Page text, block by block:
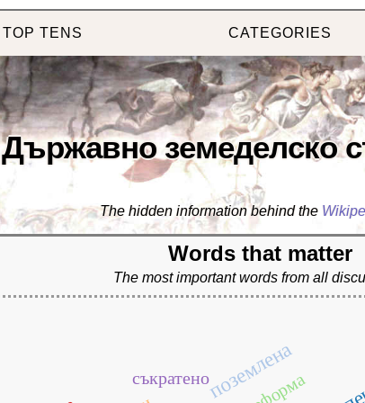
TOP TENS CATEGORIES
Държавно земеделско
The hidden information behind the
Words that matter
The most important words from all
поземлена
съкратено